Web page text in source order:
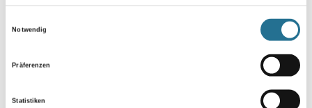
Notwendig
Präferenzen
Statistiken